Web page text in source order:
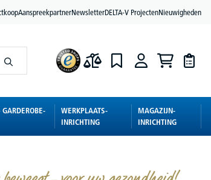
AanspreekpartnerNewsletterDELTA-V ProjectenNieuwigheden
WERKPLAATS-
INRICHTING
MAGAZIJN-
INRICHTING